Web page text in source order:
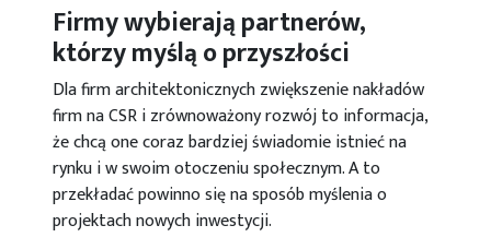
Firmy wybierają partnerów,
którzy myślą o przyszłości
Dla firm architektonicznych zwiększenie nakładów
firm na CSR i zrównoważony rozwój to informacja,
że chcą one coraz bardziej świadomie istnieć na
rynku i w swoim otoczeniu społecznym. A to
przekładać powinno się na sposób myślenia o
projektach nowych inwestycji.